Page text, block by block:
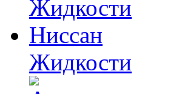
Жидкости